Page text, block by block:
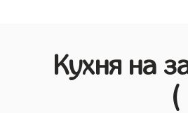
Кухня на
(